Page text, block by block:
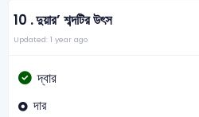
10 .দুয়ার’ শব্দটির উৎস
Updated: 1 year ago
দ্বার
দার